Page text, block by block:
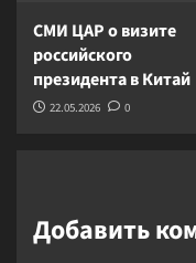
СМИ ЦАР о визите
российского
президента в Китай
22.05.2026 0
Добавить